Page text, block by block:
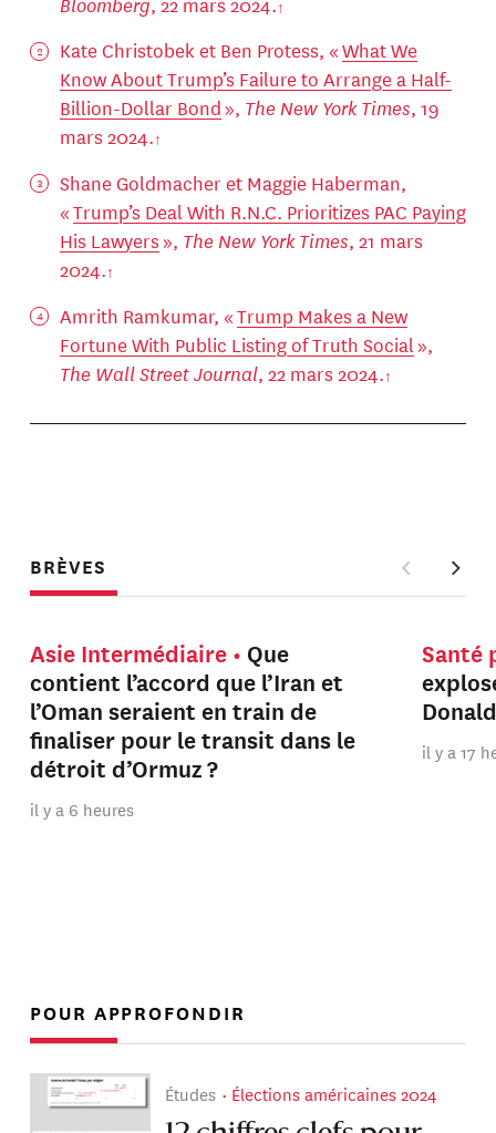
Kate Christobek et Ben Protess, «What We
Know About Trump’s Failure to Arrange a Half-
Billion-Dollar Bond», The New York Times, 19
mars 2024.
Shane Goldmacher et Maggie Haberman,
«Trump’s Deal With R.N.C. Prioritizes PAC Paying
His Lawyers», The New York Times, 21 mars
2024.
Amrith Ramkumar, «Trump Makes a New
Fortune With Public Listing of Truth Social»,
The Wall Street Journal, 22 mars 2024.
BRÈVES
Asie Intermédiaire
Que
contient l’accord que l’Iran et
l’Oman seraient en train de
finaliser pour le transit dans le
détroit d’Ormuz ?
il y a 6 heures
Santé
il y a 17
POUR APPROFONDIR
Études Élections américaines 2024